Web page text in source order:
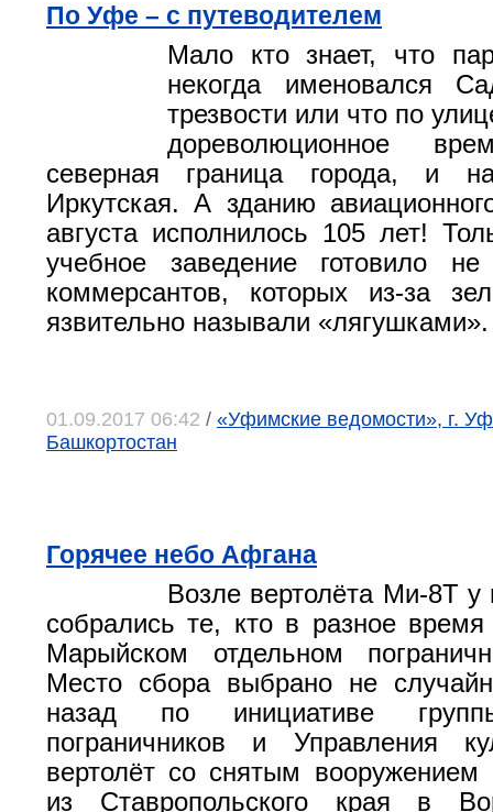
По Уфе – с путеводителем
Мало кто знает, что
некогда именовался
трезвости или что по
дореволюционное
северная граница города, и
Иркутская. А зданию
августа исполнилось 105 лет!
учебное заведение готовило
коммерсантов, которых из-за
язвительно называли «лягушками».
01.09.2017 06:42 / «Уфимские ведомости», г.
Башкортостан
Горячее небо Афгана
Возле вертолёта Ми-8Т
собрались те, кто в разное
Марыйском отдельном
Место сбора выбрано не
назад по инициативе
пограничников и Управления
вертолёт со снятым вооружением
из Ставропольского края в